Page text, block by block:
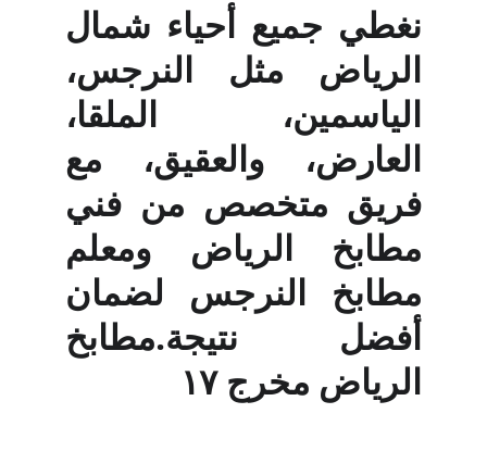
نغطي جميع أحياء شمال
الرياض مثل النرجس،
الياسمين، الملقا،
العارض، والعقيق، مع
فريق متخصص من فني
مطابخ الرياض ومعلم
مطابخ النرجس لضمان
أفضل نتيجة.مطابخ
الرياض مخرج ١٧